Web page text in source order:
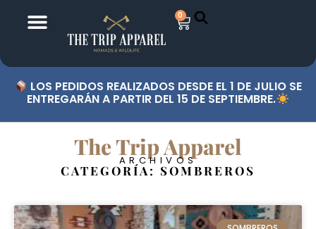
0
LOS PEDIDOS REALIZADOS DESDE EL 1 DE JULIO SE
ENTREGARÁN A PARTIR DEL 15 DE SEPTIEMBRE.
The Trip Apparel
ARCHIVOS
CATEGORÍA: SOMBREROS